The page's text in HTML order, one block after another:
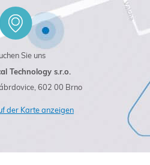
Sie uns
Technology s.r.o.
602 00 Brno
der Karte anzeigen